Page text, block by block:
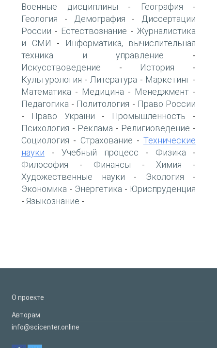
Военные дисциплины - География -
Геология - Демография -
Диссертации
России - Естествознание - Журналистика
и СМИ -
Информатика, вычислительная
техника и управление -
Искусствоведение - История -
Культурология - Литература - Маркетинг -
Математика - Медицина - Менеджмент -
Педагогика - Политология - Право России
- Право України - Промышленность -
Психология - Реклама - Религиоведение -
Социология - Страхование - Технические
науки - Учебный процесс - Физика -
Философия - Финансы - Химия -
Художественные науки - Экология -
Экономика - Энергетика - Юриспруденция
- Языкознание -
О проекте
Авторам
info@scicenter.online